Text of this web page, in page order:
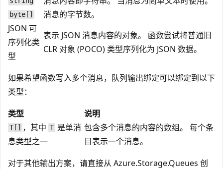
byte[]
消息的字节数。
JSON 可
序列化类
型
表示 JSON 消息内容的对象。 函数尝试将普通旧
CLR 对象 (POCO) 类型序列化为 JSON 数据。
如果希望函数写入多个消息，队列输出绑定可以绑定到以下
类型：
类型
说明
T[] ，其中T是单消
息类型之一
包含多个消息的内容的数组。 每个条
目表示一个消息。
对于其他输出方案，请直接从 Azure.Storage.Queues 创